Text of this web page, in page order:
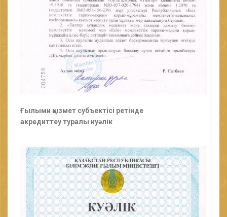
Ғылыми қызмет субъектісі ретінде
акредиттеу туралы куәлік